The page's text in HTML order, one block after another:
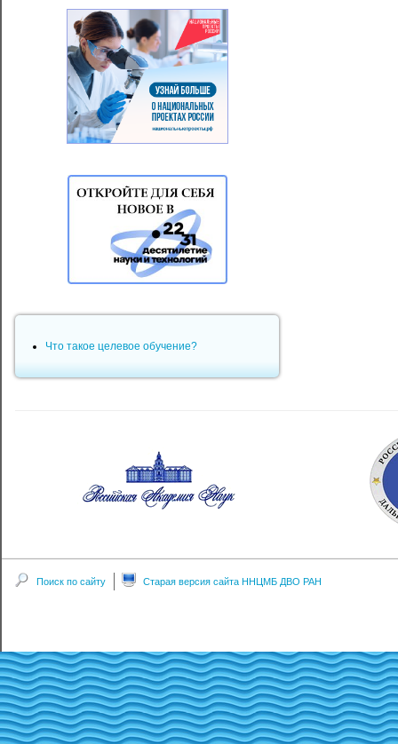
Что такое целевое обучение?
Поиск по сайту Старая версия сайта ННЦМБ ДВО РАН